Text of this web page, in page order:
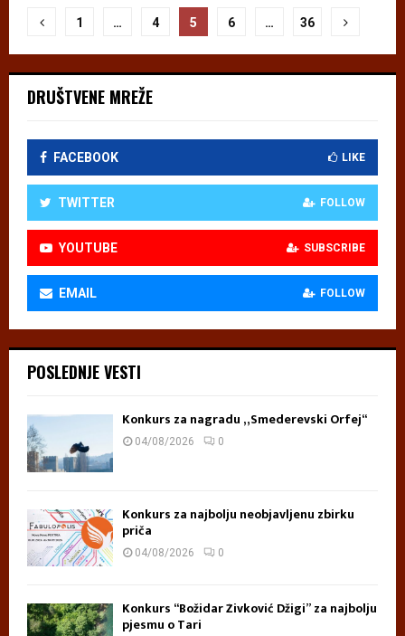
Пагинација
чланака
1 … 4 5 6 … 36
DRUŠTVENE MREŽE
FACEBOOK LIKE
TWITTER FOLLOW
YOUTUBE SUBSCRIBE
EMAIL FOLLOW
POSLEDNJE VESTI
Konkurs za nagradu „Smederevski Orfej“
04/08/2026 0
Konkurs za najbolju neobjavljenu zbirku
priča
04/08/2026 0
Konkurs “Božidar Živković Džigi” za najbolju
pjesmu o Tari